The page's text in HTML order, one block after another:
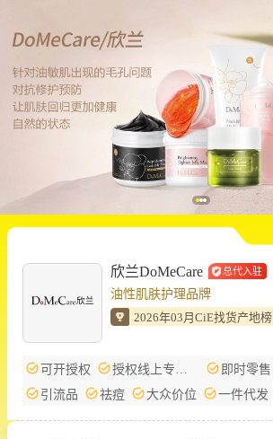
欣兰DoMeCare 总代入驻
油性肌肤护理品牌
2026年03月CiE找货产地榜
可开授权 即时零售
引流品
祛痘 大众价位 一件代发